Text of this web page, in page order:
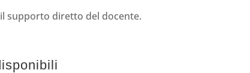
supporto diretto del docente.